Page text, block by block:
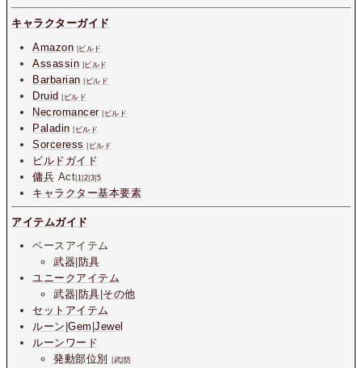
キャラクターガイド
Amazon
ビルド
Assassin ビルド
Barbarian ビルド
Druid ビルド
Necromancer| ビルド
Paladin ビルド
Sorceress ビルド
ビルドガイド
傭兵 Act 1 2 3 5
キャラクター基本要素
アイテムガイド
ベースアイテム
武器 防具
ユニークアイテム
武器 防具 その他
セットアイテム
ルーン |Gem |Jewel
ルーンワード
発動部位別
武 防